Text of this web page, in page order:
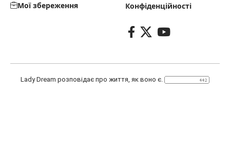
Мої збереження
Конфіденційності
Lady Dream розповідає про життя, як воно є.